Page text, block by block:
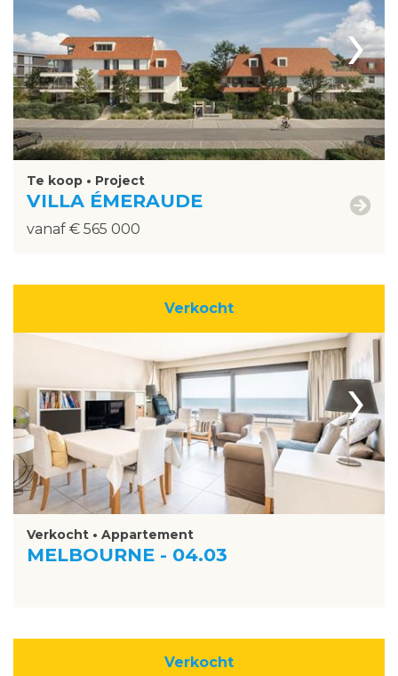
›
Te koop • Project
VILLA ÉMERAUDE
vanaf € 565 000
Verkocht
›
Verkocht • Appartement
MELBOURNE - 04.03
Verkocht